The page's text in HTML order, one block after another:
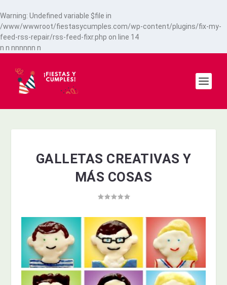
Warning: Undefined variable $file in
/www/wwwroot/fiestasycumples.com/wp-content/plugins/fix-my-
feed-rss-repair/rss-feed-fixr.php on line 14
n n nnnnnn n
GALLETAS CREATIVAS Y
MÁS COSAS